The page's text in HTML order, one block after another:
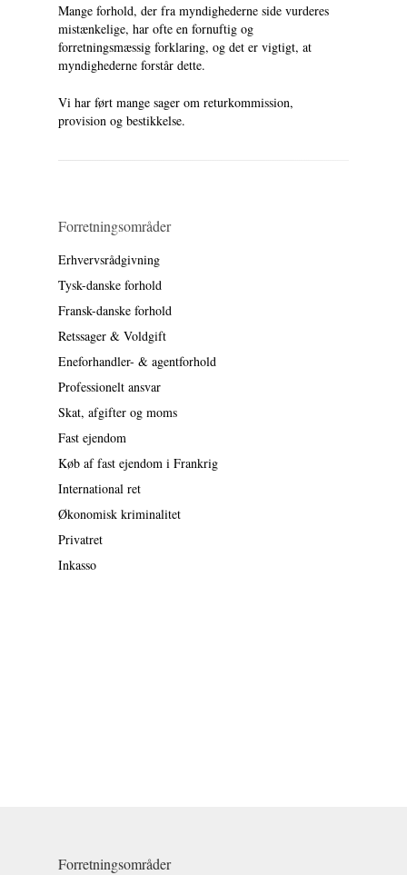
Mange forhold, der fra myndighederne side vurderes
mistænkelige, har ofte en fornuftig og
forretningsmæssig forklaring, og det er vigtigt, at
myndighederne forstår dette.
Vi har ført mange sager om returkommission,
provision og bestikkelse.
Forretningsområder
Erhvervsrådgivning
Tysk-danske forhold
Fransk-danske forhold
Retssager & Voldgift
Eneforhandler- & agentforhold
Professionelt ansvar
Skat, afgifter og moms
Fast ejendom
Køb af fast ejendom i Frankrig
International ret
Økonomisk kriminalitet
Privatret
Inkasso
Forretningsområder